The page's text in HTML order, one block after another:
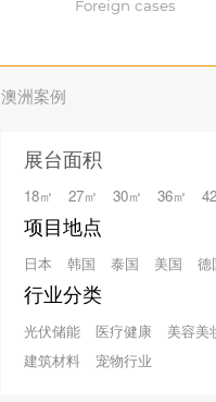
Foreign cases
澳洲案例
展台面积
18㎡ 27㎡ 30㎡ 36㎡
项目地点
日本 韩国 泰国 美国 德
行业分类
光伏储能 医疗健康 美容美
建筑材料
宠物行业